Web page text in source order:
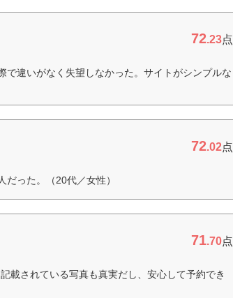
72.23点
で違いがなく失望しなかった。サイトがシンプルな
72.02点
った。（20代／女性）
71.70点
載されている写真も真実だし、安心して予約でき